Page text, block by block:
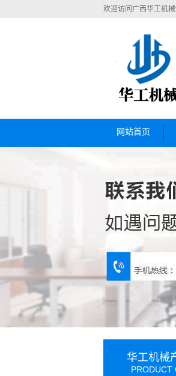
欢迎访问广西华工机
网站首页
华工机械
PRODUCT